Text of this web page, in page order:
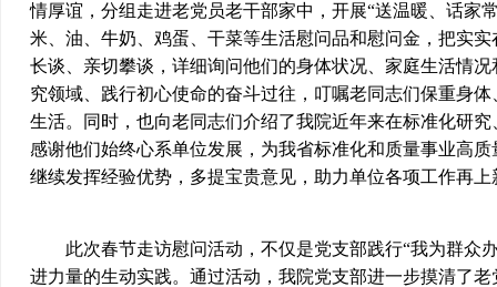
情厚谊，分组走进老党员老干部家中，开展“送温暖、话家
米、油、牛奶、鸡蛋、干菜等生活慰问品和慰问金，把实
长谈、亲切攀谈，详细询问他们的身体状况、家庭生活情
究领域、践行初心使命的奋斗过往，叮嘱老同志们保重身
生活。同时，也向老同志们介绍了我院近年来在标准化研
感谢他们始终心系单位发展，为我省标准化和质量事业高
继续发挥经验优势，多提宝贵意见，助力单位各项工作再上
此次春节走访慰问活动，不仅是党支部践行“我为群众
进力量的生动实践。通过活动，我院党支部进一步摸清了